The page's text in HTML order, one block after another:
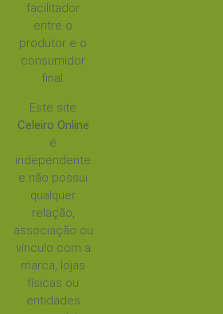
facilitador
entre o
produtor e o
consumidor
final.
Este site
Celeiro Online
é
independente
e não possui
qualquer
relação,
associação ou
vínculo com a
marca, lojas
físicas ou
entidades